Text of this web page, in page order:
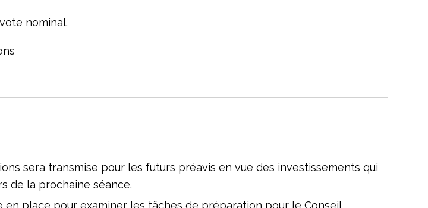
nominal.
sera transmise pour les futurs préavis en vue des investissements qui
de la prochaine séance.
en place pour examiner les tâches de préparation pour le Conseil